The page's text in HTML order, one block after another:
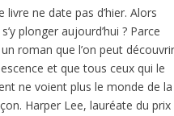
livre ne date pas d’hier. Alors
plonger aujourd’hui ? Parce
un roman que l’on peut découvrir
et que tous ceux qui le
ne voient plus le monde de la
Harper Lee, lauréate du prix